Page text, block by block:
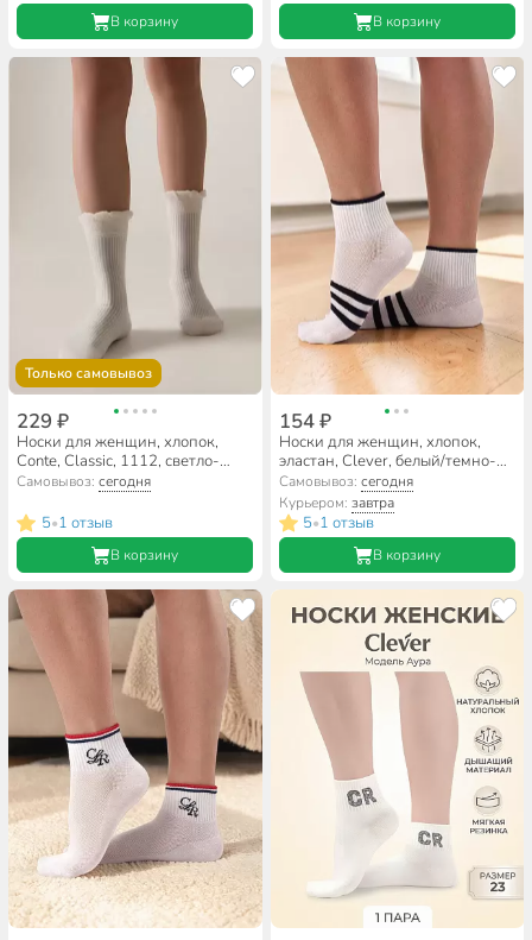
В корзину В корзину
Только самовывоз
229 ₽
Носки для женщин, хлопок,
Conte, Classic, 1112, светло-
серые, р. 23-25, 25С-203СП
Самовывоз:сегодня
5•1 отзыв
В корзину
154 ₽
Носки для женщин, хлопок,
эластан, Clever, белый/темно-
синие, р. 23, круиз, Д5656
Самовывоз: сегодня
Курьером: завтра
5•1 отзыв
В корзину